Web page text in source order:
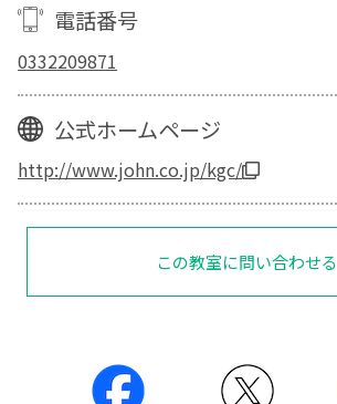
電話番号
0332209871
公式ホームページ
http://www.john.co.jp/kgc/
この教室に問い合わせる